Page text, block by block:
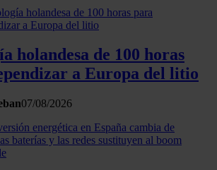
holandesa de 100 horas
a Europa del litio
07/08/2026